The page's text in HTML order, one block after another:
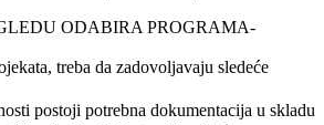
ODABIRA PROGRAMA-
treba da zadovoljavaju sledeće
postoji potrebna dokumentacija u skladu